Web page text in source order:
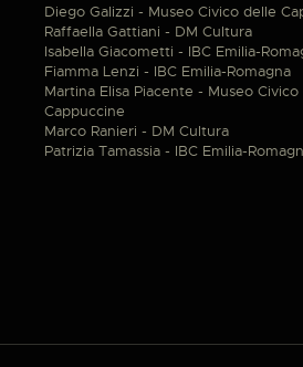
Diego Galizzi - Museo Civico delle
Raffaella Gattiani - DM Cultura
Isabella Giacometti - IBC Emilia-
Fiamma Lenzi - IBC Emilia-Romagna
Martina Elisa Piacente - Museo Civico
Cappuccine
Marco Ranieri - DM Cultura
Patrizia Tamassia - IBC Emilia-